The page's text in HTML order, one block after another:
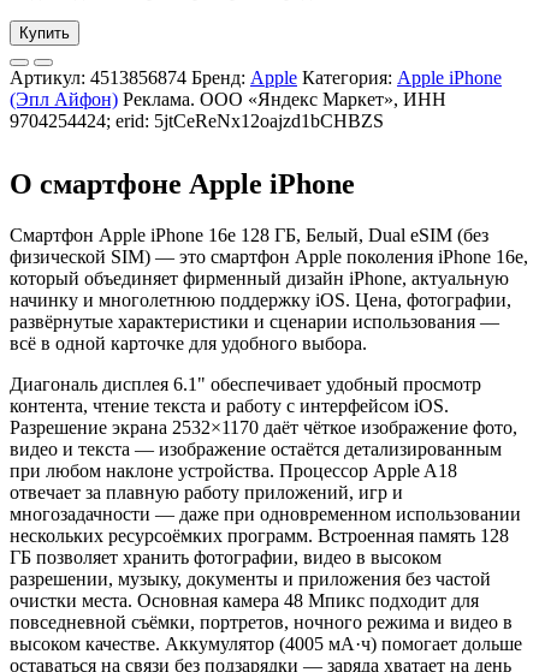
Купить
Артикул: 4513856874 Бренд: Apple Категория: Apple iPhone
(Эпл Айфон) Реклама. ООО «Яндекс Маркет», ИНН
9704254424; erid: 5jtCeReNx12oajzd1bCHBZS
О смартфоне Apple iPhone
Смартфон Apple iPhone 16e 128 ГБ, Белый, Dual eSIM (без
физической SIM) — это смартфон Apple поколения iPhone 16e,
который объединяет фирменный дизайн iPhone, актуальную
начинку и многолетнюю поддержку iOS. Цена, фотографии,
развёрнутые характеристики и сценарии использования —
всё в одной карточке для удобного выбора.
Диагональ дисплея 6.1" обеспечивает удобный просмотр
контента, чтение текста и работу с интерфейсом iOS.
Разрешение экрана 2532×1170 даёт чёткое изображение фото,
видео и текста — изображение остаётся детализированным
при любом наклоне устройства. Процессор Apple A18
отвечает за плавную работу приложений, игр и
многозадачности — даже при одновременном использовании
нескольких ресурсоёмких программ. Встроенная память 128
ГБ позволяет хранить фотографии, видео в высоком
разрешении, музыку, документы и приложения без частой
очистки места. Основная камера 48 Мпикс подходит для
повседневной съёмки, портретов, ночного режима и видео в
высоком качестве. Аккумулятор (4005 мА·ч) помогает дольше
оставаться на связи без подзарядки — заряда хватает на день